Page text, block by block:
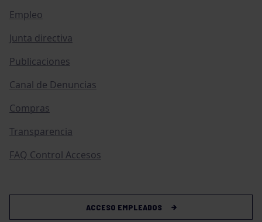
Empleo
Junta directiva
Publicaciones
Canal de Denuncias
Compras
Transparencia
FAQ Control Accesos
ACCESO EMPLEADOS